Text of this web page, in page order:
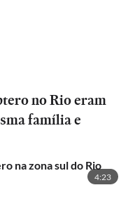
no Rio eram
família e
na zona sul do Rio
4:23